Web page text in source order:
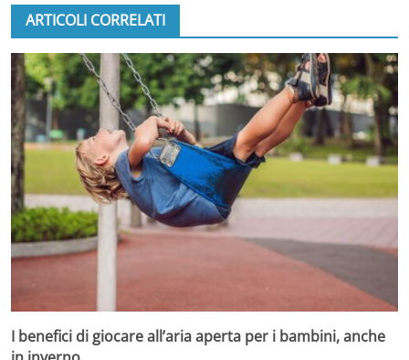
ARTICOLI CORRELATI
I benefici di giocare all’aria aperta per i bambini, anche